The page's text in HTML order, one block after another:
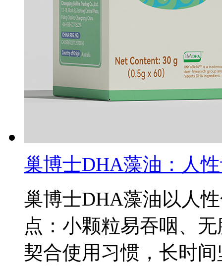
巢博士DHA藻油：人
巢博士DHA藻油以人
点：小颗粒易吞咽、
契合使用习惯，长时